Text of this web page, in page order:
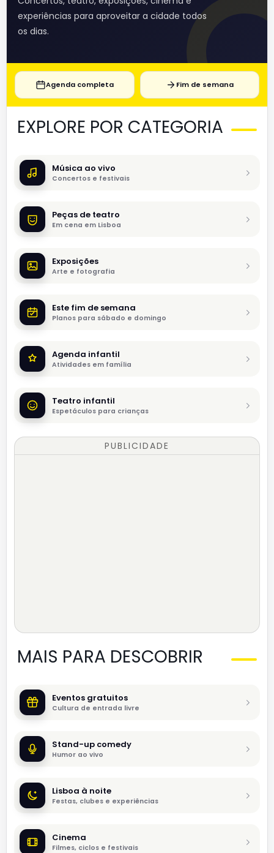
experiências para aproveitar a cidade todos
os dias.
Agenda completa Fim de semana
EXPLORE POR CATEGORIA
Música ao vivo
Concertos e festivais
Peças de teatro
Em cena em Lisboa
Exposições
Arte e fotografia
Este fim de semana
Planos para sábado e domingo
Agenda infantil
Atividades em família
Teatro infantil
Espetáculos para crianças
PUBLICIDADE
MAIS PARA DESCOBRIR
Eventos gratuitos
Cultura de entrada livre
Stand-up comedy
Humor ao vivo
Lisboa à noite
Festas, clubes e experiências
Cinema
Filmes, ciclos e festivais